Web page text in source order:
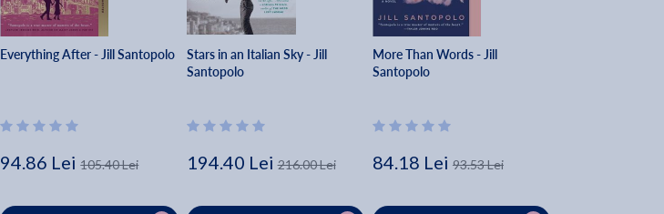
Everything After - Jill Santopolo
94.86 Lei 105.40 Lei
Stars in an Italian Sky - Jill
Santopolo
194.40 Lei 216.00 Lei
More Than Words - Jill
Santopolo
84.18 Lei 93.53 Lei